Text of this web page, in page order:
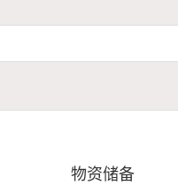
物资储备